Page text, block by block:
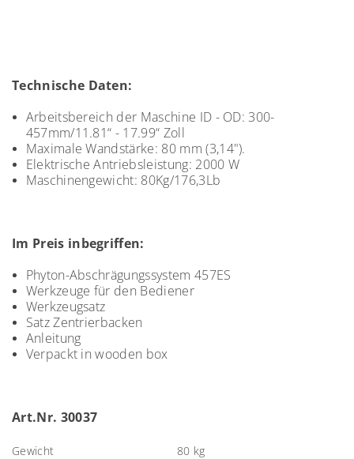
Technische Daten:
Arbeitsbereich der Maschine ID - OD: 300-
457mm/11.81“ - 17.99“ Zoll
Maximale Wandstärke: 80 mm (3,14").
Elektrische Antriebsleistung: 2000 W
Maschinengewicht: 80Kg/176,3Lb
Im Preis inbegriffen:
Phyton-Abschrägungssystem 457ES
Werkzeuge für den Bediener
Werkzeugsatz
Satz Zentrierbacken
Anleitung
Verpackt in wooden box
Art.Nr. 30037
Gewicht 80 kg